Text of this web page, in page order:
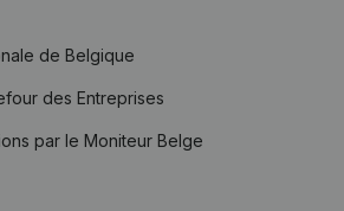
de Belgique
des Entreprises
par le Moniteur Belge